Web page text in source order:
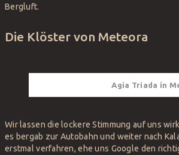
Bergluft.
Die Klöster von Meteora
Agia Triada in
Wir lassen die lockere Stimmung auf uns
es bergab zur Autobahn und weiter nach
erstmal verfahren, ehe uns Google den